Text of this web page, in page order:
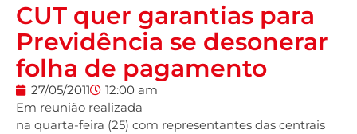
CUT quer garantias para
Previdência se desonerar
folha de pagamento
27/05/2011
12:00 am
Em reunião realizada
na quarta-feira (25) com representantes das centrais